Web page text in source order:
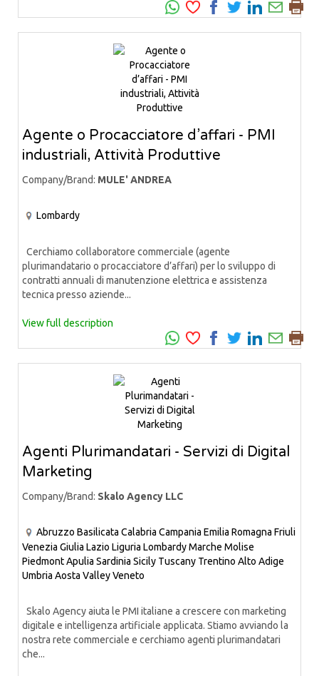
Agente o Procacciatore d’affari - PMI
industriali, Attività Produttive
Company/Brand: MULE' ANDREA
Lombardy
Cerchiamo collaboratore commerciale (agente
plurimandatario o procacciatore d’affari) per lo sviluppo di
contratti annuali di manutenzione elettrica e assistenza
tecnica presso aziende...
View full description
Agenti Plurimandatari - Servizi di Digital
Marketing
Company/Brand: Skalo Agency LLC
Abruzzo Basilicata Calabria Campania Emilia Romagna Friuli
Venezia Giulia Lazio Liguria LombardyMarche Molise
PiedmontApulia Sardinia Sicily Tuscany Trentino Alto Adige
Umbria Aosta ValleyVeneto
Skalo Agency aiuta le PMI italiane a crescere con marketing
digitale e intelligenza artificiale applicata. Stiamo avviando la
nostra rete commerciale e cerchiamo agenti plurimandatari
che...